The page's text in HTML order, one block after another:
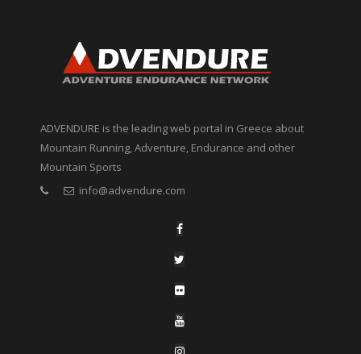
ADVENDURE is the leading web portal in Greece about
Mountain Running, Adventure, Endurance and other
Mountain Sports
info@advendure.com